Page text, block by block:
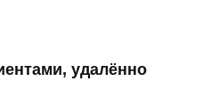
удалённо